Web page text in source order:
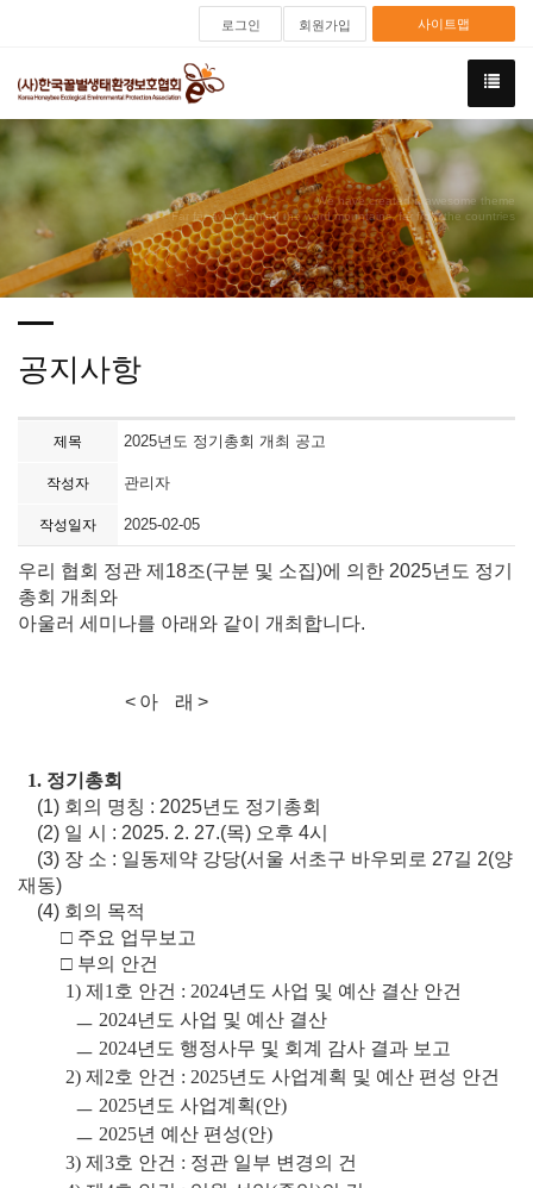
로그인 회원가입 사이트맵
We have created a awesome theme
Far far away,behind the word mountains, far from the countries
공지사항
제목 2025년도 정기총회 개최 공고
작성자 관리자
작성일자 2025-02-05
우리 협회 정관 제 18조(구분 및 소집)에 의한 2025년도 정기
총회 개최와
아울러 세미나를 아래와 같이 개최합니다.
< 아 래 >
1. 정기총회
(1) 회의 명칭 : 2025년도 정기총회
(2) 일 시 : 2025. 2. 27.(목) 오후 4시
(3) 장 소 : 일동제약 강당(서울 서초구 바우뫼로 27길 2(양
재동)
(4) 회의 목적
□ 주요 업무보고
□ 부의 안건
1) 제 1 호 안건 : 2024년도 사업 및 예산 결산 안건
ㅡ 2024년도 사업 및 예산 결산
ㅡ 2024년도 행정사무 및 회계 감사 결과 보고
2) 제 2호 안건 : 2025년도 사업계획 및 예산 편성 안건
ㅡ 2025년도 사업계획(안)
ㅡ 2025년 예산 편성(안)
3) 제 3호 안건 : 정관 일부 변경의 건